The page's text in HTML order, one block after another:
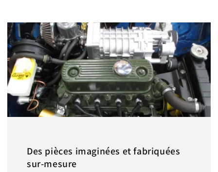
Des pièces imaginées et fabriquées
sur-mesure